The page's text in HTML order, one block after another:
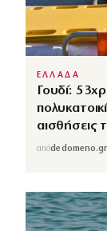
ΕΛΛΑΔΑ
Γουδί:
αισθήσεις
απόdedomeno.gr